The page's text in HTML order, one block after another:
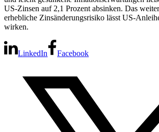
US-Zinsen auf 2,1 Prozent absinken. Das
erhebliche Zinsänderungsrisiko lässt US-
wirken.
LinkedIn Facebook